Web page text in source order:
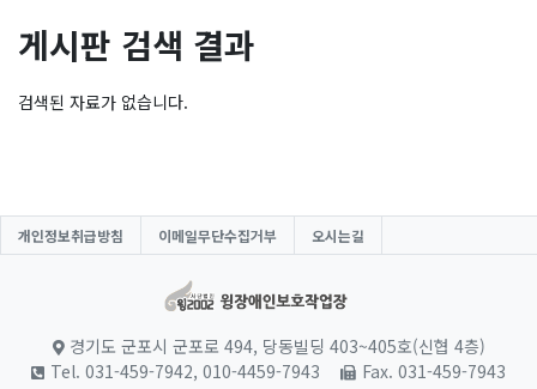
게시판 검색 결과
검색된 자료가 없습니다.
개인정보취급방침 이메일무단수집거부 오시는길
경기도 군포시 군포로 494, 당동빌딩 403~405호(신협 4층)
Tel. 031-459-7942, 010-4459-7943
Fax. 031-459-7943